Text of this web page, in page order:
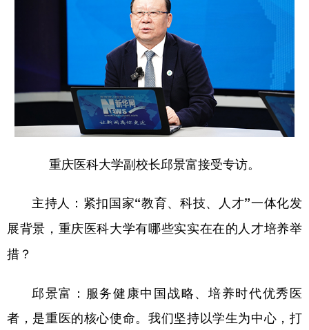
重庆医科大学副校长邱景富接受专访。
主持人：紧扣国家“教育、科技、人才”一体化发
展背景，重庆医科大学有哪些实实在在的人才培养举
措？
邱景富：服务健康中国战略、培养时代优秀医
者，是重医的核心使命。我们坚持以学生为中心，打